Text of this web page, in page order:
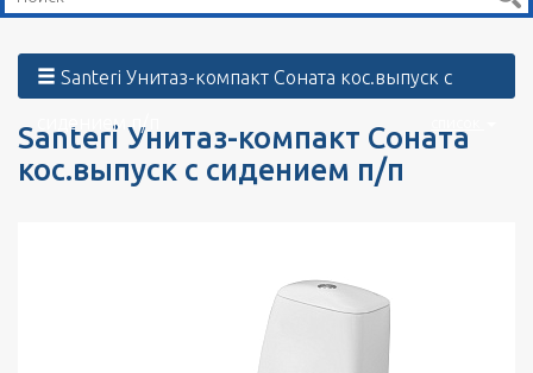
сидением п/п
Santeri Унитаз-компакт Соната
кос.выпуск с сидением п/п